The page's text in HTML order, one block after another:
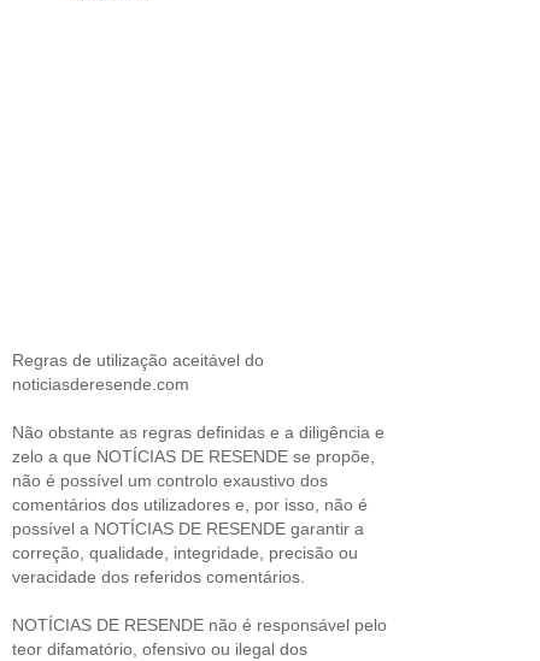
Regras de utilização aceitável do
noticiasderesende.com
Não obstante as regras definidas e a diligência e
zelo a que NOTÍCIAS DE RESENDE se propõe,
não é possível um controlo exaustivo dos
comentários dos utilizadores e, por isso, não é
possível a NOTÍCIAS DE RESENDE garantir a
correção, qualidade, integridade, precisão ou
veracidade dos referidos comentários.
NOTÍCIAS DE RESENDE não é responsável pelo
teor difamatório, ofensivo ou ilegal dos